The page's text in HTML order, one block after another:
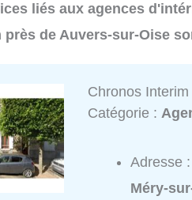
liés aux agences
près de Auvers-sur-Oise
Chronos Interim
Catégorie :
Adresse
Méry-